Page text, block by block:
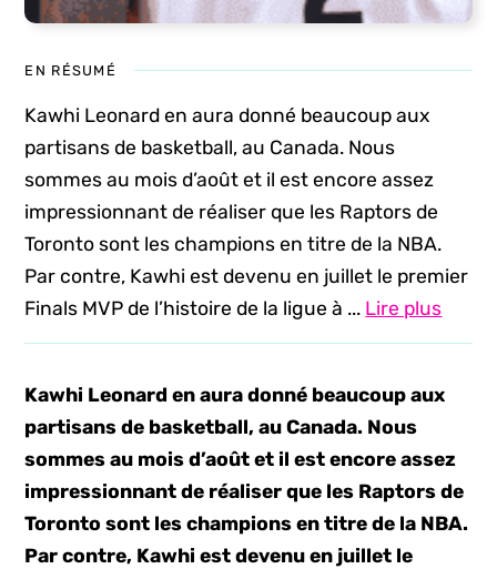
EN RÉSUMÉ
Kawhi Leonard en aura donné beaucoup aux
partisans de basketball, au Canada. Nous
sommes au mois d’août et il est encore assez
impressionnant de réaliser que les Raptors de
Toronto sont les champions en titre de la NBA.
Par contre, Kawhi est devenu en juillet le premier
Finals MVP de l’histoire de la ligue à ... Lire plus
Kawhi Leonard en aura donné beaucoup aux
partisans de basketball, au Canada. Nous
sommes au mois d’août et il est encore assez
impressionnant de réaliser que les Raptors de
Toronto sont les champions en titre de la NBA.
Par contre, Kawhi est devenu en juillet le